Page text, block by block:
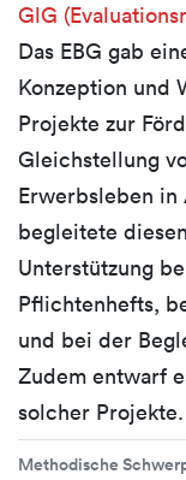
GlG
Das EBG gab
Konzeption und
Projekte zur
Gleichstellung
Erwerbsleben in
begleitete
Unterstützung
Pflichtenhefts,
und bei der
Zudem entwarf
solcher Projekte.
Methodische